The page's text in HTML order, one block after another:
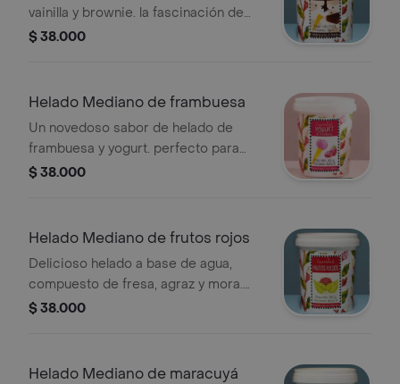
vainilla y brownie. la fascinación de
niños y adultos. peso
$ 38.000
Helado Mediano de frambuesa
Un novedoso sabor de helado de
frambuesa y yogurt. perfecto para
acompañar los ponqués de
$ 38.000
Helado Mediano de frutos rojos
Delicioso helado a base de agua,
compuesto de fresa, agraz y mora.
especial para las personas que
$ 38.000
Helado Mediano de maracuyá